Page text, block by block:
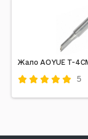
Жало AOYUE T-
5